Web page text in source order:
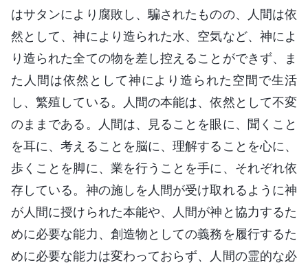
はサタンにより腐敗し、騙されたものの、人間は依
然として、神により造られた水、空気など、神によ
り造られた全ての物を差し控えることができず、ま
た人間は依然として神により造られた空間で生活
し、繁殖している。人間の本能は、依然として不変
のままである。人間は、見ることを眼に、聞くこと
を耳に、考えることを脳に、理解することを心に、
歩くことを脚に、業を行うことを手に、それぞれ依
存している。神の施しを人間が受け取れるように神
が人間に授けられた本能や、人間が神と協力するた
めに必要な能力、創造物としての義務を履行するた
めに必要な能力は変わっておらず、人間の霊的な必